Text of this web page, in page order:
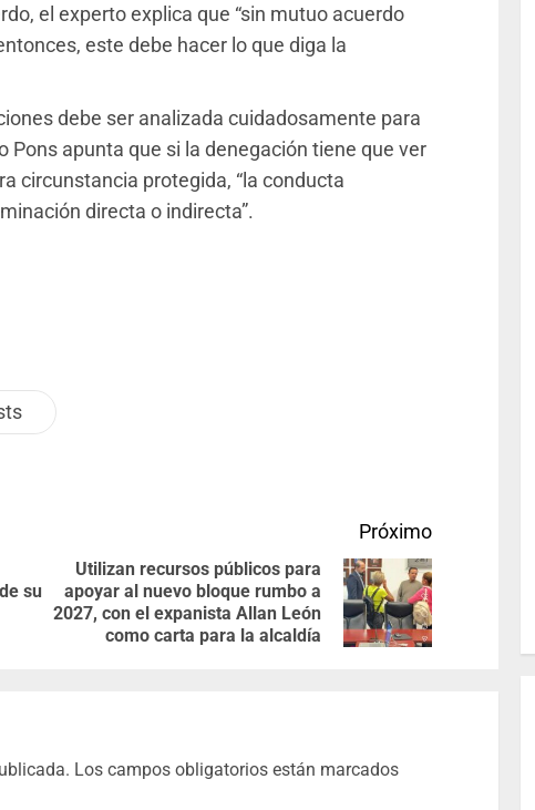
el experto explica que “sin mutuo acuerdo
este debe hacer lo que diga la
debe ser analizada cuidadosamente para
apunta que si la denegación tiene que ver
circunstancia protegida, “la conducta
directa o indirecta”.
su
Próximo
Utilizan recursos públicos para
apoyar al nuevo bloque rumbo a
2027, con el expanista Allan León
como carta para la alcaldía
Los campos obligatorios están marcados